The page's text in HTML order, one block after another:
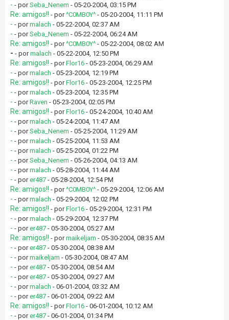
- - porSeba_Nenem - 05-20-2004, 03:15 PM
Re: amigos!! - por^C0MB0Y^ - 05-20-2004, 11:11 PM
- - pormalach - 05-22-2004, 02:37 AM
- - porSeba_Nenem - 05-22-2004, 06:24 AM
Re: amigos!! - por^C0MB0Y^ - 05-22-2004, 08:02 AM
- - pormalach - 05-22-2004, 12:50 PM
Re: amigos!! - porFlor16 - 05-23-2004, 06:29 AM
- - pormalach - 05-23-2004, 12:19 PM
Re: amigos!! - porFlor16 - 05-23-2004, 12:25 PM
- - pormalach - 05-23-2004, 12:35 PM
- - porRaven - 05-23-2004, 02:05 PM
Re: amigos!! - porFlor16 - 05-24-2004, 10:40 AM
- - pormalach - 05-24-2004, 11:47 AM
- - porSeba_Nenem - 05-25-2004, 11:29 AM
- - pormalach - 05-25-2004, 11:53 AM
- - pormalach - 05-25-2004, 01:22 PM
- - porSeba_Nenem - 05-26-2004, 04:13 AM
- - pormalach - 05-28-2004, 11:44 AM
- - porer487 - 05-28-2004, 12:54 PM
Re: amigos!! - por^C0MB0Y^ - 05-29-2004, 12:06 AM
- - pormalach - 05-29-2004, 12:02 PM
Re: amigos!! - porFlor16 - 05-29-2004, 12:31 PM
- - pormalach - 05-29-2004, 12:37 PM
- - porer487 - 05-30-2004, 05:27 AM
Re: amigos!! - pormaikeljam - 05-30-2004, 08:35 AM
- - porer487 - 05-30-2004, 08:38 AM
- - pormaikeljam - 05-30-2004, 08:47 AM
- - porer487 - 05-30-2004, 08:54 AM
- - porer487 - 05-30-2004, 09:27 AM
- - pormalach - 06-01-2004, 03:32 AM
- - porer487 - 06-01-2004, 09:22 AM
Re: amigos!! - porFlor16 - 06-01-2004, 10:12 AM
- - porer487 - 06-01-2004, 01:34 PM